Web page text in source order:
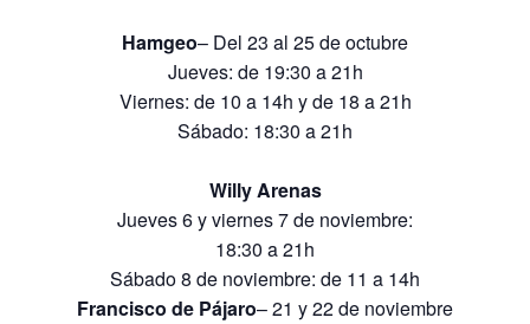
Hamgeo– Del 23 al 25 de octubre
Jueves: de 19:30 a 21h
Viernes: de 10 a 14h y de 18 a 21h
Sábado: 18:30 a 21h
Willy Arenas
Jueves 6 y viernes 7 de noviembre:
18:30 a 21h
Sábado 8 de noviembre: de 11 a 14h
Francisco de Pájaro– 21 y 22 de noviembre